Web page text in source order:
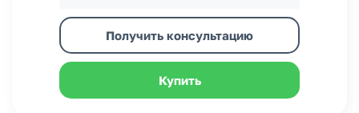
Получить консультацию
Купить